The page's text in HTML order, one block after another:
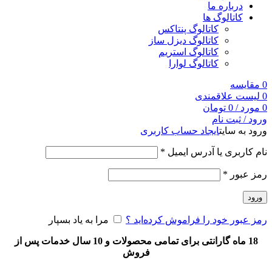
درباره ما
کاتالوگ ها
کاتالوگ پنتاکس
کاتالوگ دیزل ساز
کاتالوگ استریم
کاتالوگ لوارا
0 مقایسه
0 لیست علاقمندی
0 مورد /
0 تومان
ورود / ثبت نام
ورود به سایتایجاد حساب کاربری
نام کاربری یا آدرس ایمیل *
رمز عبور *
ورود
رمز عبور خود را فراموش کرده‌اید ؟ مرا به یاد بسپار
18 ماه گارانتی برای تمامی محصولات و 10 سال خدمات پس از
فروش